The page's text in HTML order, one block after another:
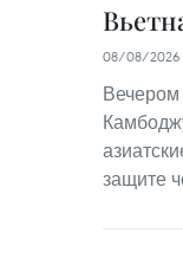
08/08/2026
Вечером
защите